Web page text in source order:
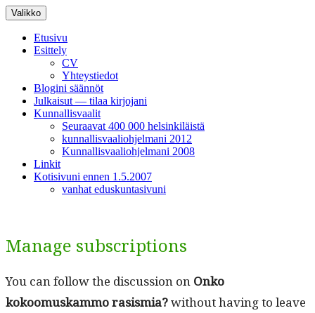
Siirry
sisältöön
Valikko
Etusivu
Esittely
CV
Yhteystiedot
Blogini säännöt
Julkaisut — tilaa kirjojani
Kunnallisvaalit
Seuraavat 400 000 helsinkiläistä
kunnallisvaaliohjelmani 2012
Kunnallisvaaliohjelmani 2008
Linkit
Kotisivuni ennen 1.5.2007
vanhat eduskuntasivuni
Manage subscriptions
You can fol­low the dis­cus­sion on Onko
kokoomuskam­mo rasis­mia?with­out hav­ing to leave